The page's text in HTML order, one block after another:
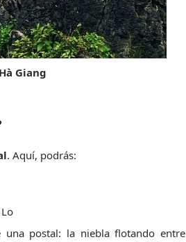
Giang
. Aquí, podrás:
una postal: la niebla flotando entre